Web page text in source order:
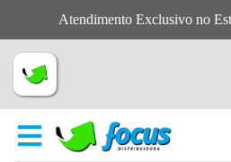
Atendimento Exclusivo no